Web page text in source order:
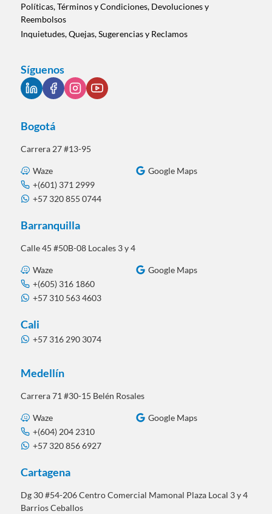
Políticas, Términos y Condiciones, Devoluciones y
Reembolsos
Inquietudes, Quejas, Sugerencias y Reclamos
Síguenos
Bogotá
Carrera 27 #13-95
Waze
Google Maps
+(601) 371 2999
+57 320 855 0744
Barranquilla
Calle 45 #50B-08 Locales 3 y 4
Waze
Google Maps
+(605) 316 1860
+57 310 563 4603
Cali
+57 316 290 3074
Medellín
Carrera 71 #30-15 Belén Rosales
Waze
Google Maps
+(604) 204 2310
+57 320 856 6927
Cartagena
Dg 30 #54-206 Centro Comercial Mamonal Plaza Local 3 y 4
Barrios Ceballos